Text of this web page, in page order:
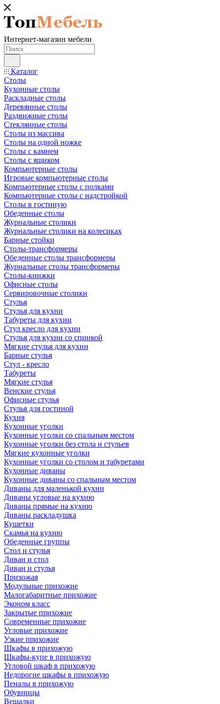
Интернет-магазин мебели
Каталог
Столы
Кухонные столы
Раскладные столы
Деревянные столы
Раздвижные столы
Стеклянные столы
Столы из массива
Столы на одной ножке
Столы с камнем
Столы с ящиком
Компьютерные столы
Игровые компьютерные столы
Компьютерные столы с полками
Компьютерные столы с надстройкой
Столы в гостиную
Обеденные столы
Журнальные столики
Журнальные столики на колесиках
Барные стойки
Столы-трансформеры
Обеденные столы трансформеры
Журнальные столы трансформеры
Столы-книжки
Офисные столы
Сервировочные столики
Стулья
Стулья для кухни
Табуреты для кухни
Стул кресло для кухни
Стулья для кухни со спинкой
Мягкие стулья для кухни
Барные стулья
Стул - кресло
Табуреты
Мягкие стулья
Венские стулья
Офисные стулья
Стулья для гостиной
Кухня
Кухонные уголки
Кухонные уголки со спальным местом
Кухонные уголки без стола и стульев
Мягкие кухонные уголки
Кухонные уголки со столом и табуретами
Кухонные диваны
Кухонные диваны со спальным местом
Диваны для маленькой кухни
Диваны угловые на кухню
Диваны прямые на кухню
Диваны раскладушка
Кушетки
Скамья на кухню
Обеденные группы
Стол и стулья
Диван и стол
Диван и стулья
Прихожая
Модульные прихожие
Малогабаритные прихожие
Эконом класс
Закрытые прихожие
Современные прихожие
Угловые прихожие
Узкие прихожие
Шкафы в прихожую
Шкафы-купе в прихожую
Угловой шкаф в прихожую
Недорогие шкафы в прихожую
Пеналы в прихожую
Обувницы
Вешалки